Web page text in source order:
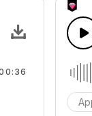
von